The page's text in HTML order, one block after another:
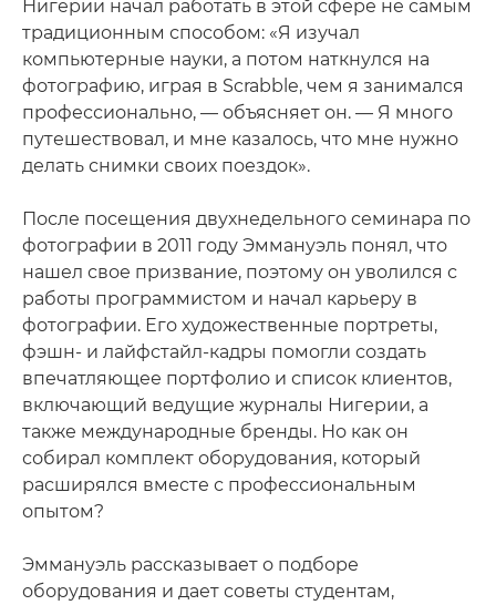
Нигерии начал работать в этой сфере не самым
традиционным способом: «Я изучал
компьютерные науки, а потом наткнулся на
фотографию, играя в Scrabble, чем я занимался
профессионально, — объясняет он. — Я много
путешествовал, и мне казалось, что мне нужно
делать снимки своих поездок».
После посещения двухнедельного семинара по
фотографии в 2011 году Эммануэль понял, что
нашел свое призвание, поэтому он уволился с
работы программистом и начал карьеру в
фотографии. Его художественные портреты,
фэшн- и лайфстайл-кадры помогли создать
впечатляющее портфолио и список клиентов,
включающий ведущие журналы Нигерии, а
также международные бренды. Но как он
собирал комплект оборудования, который
расширялся вместе с профессиональным
опытом?
Эммануэль рассказывает о подборе
оборудования и дает советы студентам,